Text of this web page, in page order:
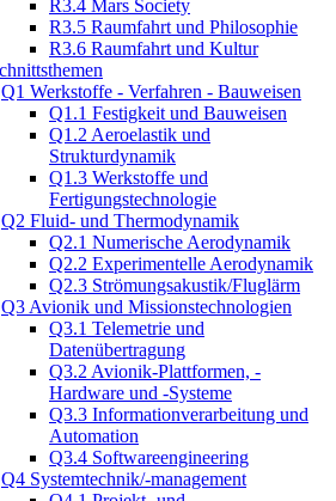
R3.4 Mars Society
R3.5 Raumfahrt und Philosophie
R3.6 Raumfahrt und Kultur
Q1 Werkstoffe - Verfahren - Bauweisen
Q1.1 Festigkeit und Bauweisen
Q1.2 Aeroelastik und
Strukturdynamik
Q1.3 Werkstoffe und
Fertigungstechnologie
Q2 Fluid- und Thermodynamik
Q2.1 Numerische Aerodynamik
Q2.2 Experimentelle Aerodynamik
Q2.3 Strömungsakustik/Fluglärm
Q3 Avionik und Missionstechnologien
Q3.1 Telemetrie und
Datenübertragung
Q3.2 Avionik-Plattformen, -
Hardware und -Systeme
Q3.3 Informationverarbeitung und
Automation
Q3.4 Softwareengineering
Q4 Systemtechnik/-management